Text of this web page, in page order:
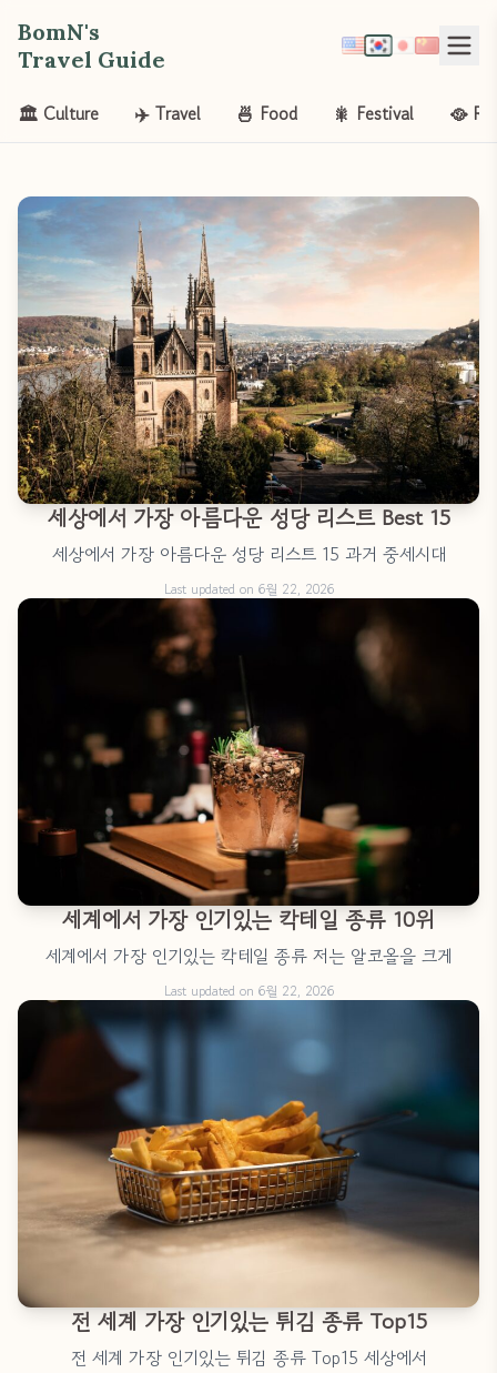
BomN's
Travel Guide
🏛️ Culture ✈️ Travel 🍜 Food 🎇 Festival 🥘
세상에서 가장 아름다운 성당 리스트 Best 15
세상에서 가장 아름다운 성당 리스트 15 과거 중세시대
Last updated on 6월 22, 2026
세계에서 가장 인기있는 칵테일 종류 10위
세계에서 가장 인기있는 칵테일 종류 저는 알코올을 크게
Last updated on 6월 22, 2026
전 세계 가장 인기있는 튀김 종류 Top15
전 세계 가장 인기있는 튀김 종류 Top15 세상에서